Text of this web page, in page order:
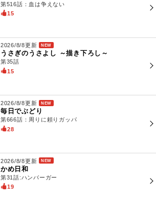
第516話：血は争えない
15
2026/8/8更新 NEW
うさぎのうさよし ～描き下ろし～
第35話
15
2026/8/8更新 NEW
毎日でぶどり
第666話：周りに頼りガッパ
28
2026/8/8更新 NEW
かめ日和
第31話:ハンバーガー
19